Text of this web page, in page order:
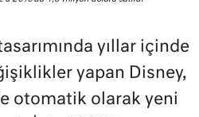
yıllar içinde
yapan Disney,
otomatik olarak yeni